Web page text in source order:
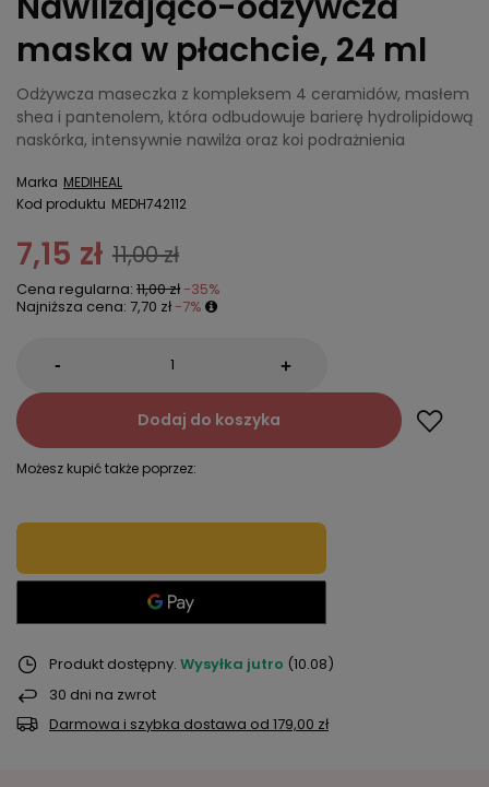
maska w płachcie, 24 ml
Odżywcza maseczka z kompleksem 4 ceramidów, masłem
shea i pantenolem, która odbudowuje barierę hydrolipidową
naskórka, intensywnie nawilża oraz koi podrażnienia
Marka MEDIHEAL
Kod produktu MEDH742112
7,15 zł 11,00 zł
Cena regularna: 11,00 zł -35%
Najniższa cena: 7,70 zł -7%
- +
Dodaj do koszyka
Możesz kupić także poprzez:
Produkt dostępny Wysyłka jutro (10.08)
30 dni na zwrot
Darmowa i szybka dostawa od 179,00 zł